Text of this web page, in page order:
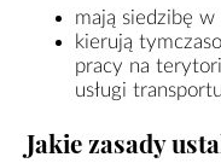
mają siedzibę
kierują
pracy na
usługi
Jakie zasady